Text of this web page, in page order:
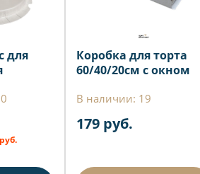
для
Коробка для торта
60/40/20см с окном
В наличии: 19
179 руб.